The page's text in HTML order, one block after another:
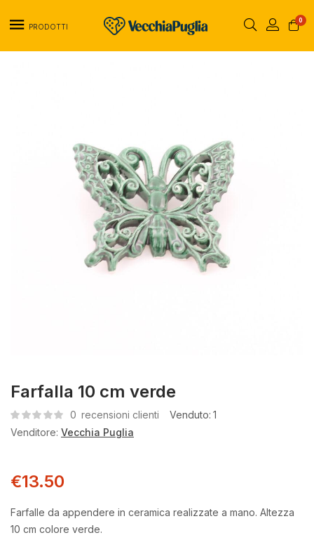
PRODOTTI
0
Farfalla 10 cm verde
0 recensioni clienti Venduto: 1
Venditore: Vecchia Puglia
€13.50
Farfalle da appendere in ceramica realizzate a mano. Altezza
10 cm colore verde.